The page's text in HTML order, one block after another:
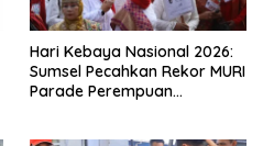
Hari Kebaya Nasional 2026:
Sumsel Pecahkan Rekor MURI
Parade Perempuan